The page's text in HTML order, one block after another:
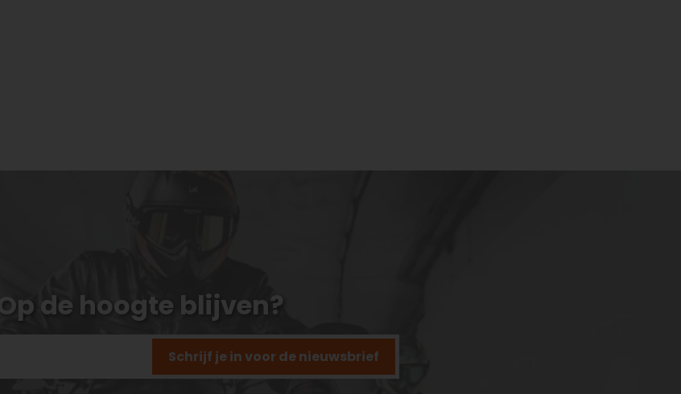
Op de hoogte blijven?
Schrijf je in voor de nieuwsbrief